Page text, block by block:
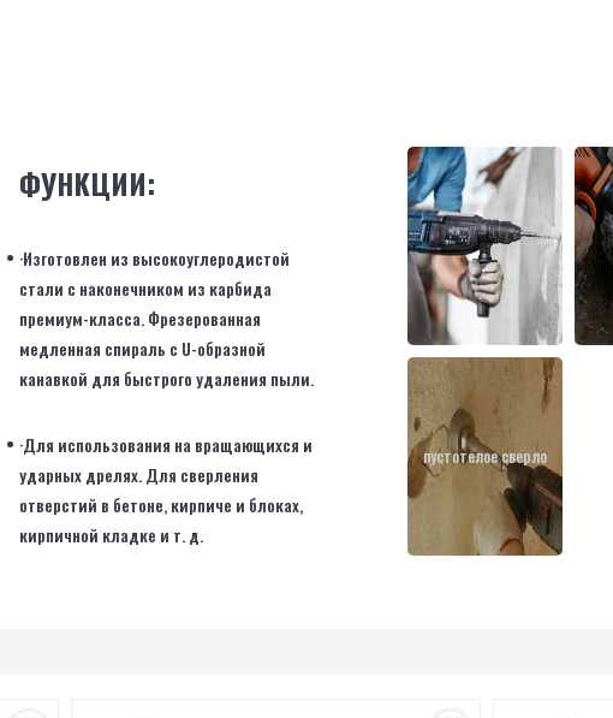
ФУНКЦИИ:
·Изготовлен из высокоуглеродистой
стали с наконечником из карбида
премиум-класса. Фрезерованная
медленная спираль с U-образной
канавкой для быстрого удаления пыли.
·Для использования на вращающихся и
ударных дрелях. Для сверления
отверстий в бетоне, кирпиче и блоках,
кирпичной кладке и т. д.
пустотелое сверло